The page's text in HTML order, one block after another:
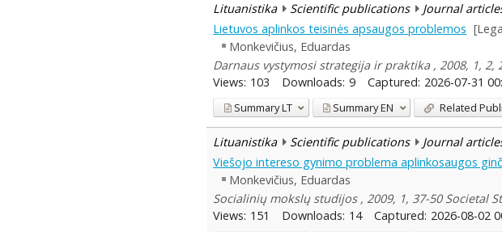
Lituanistika Scientific publications Journal
Lietuvos aplinkos teisinės apsaugos problemos
Monkevičius, Eduardas
Darnaus vystymosi strategija ir praktika , 2008, 1, 2,
Views: 103 Downloads: 9 Captured: 2026-07-31
SummaryLT SummaryEN Related
Lituanistika Scientific publications Journal
Viešojo intereso gynimo problema aplinkosaugos
Monkevičius, Eduardas
Socialinių mokslų studijos , 2009, 1, 37-50 Societal
Views: 151 Downloads: 14 Captured: 2026-08-02